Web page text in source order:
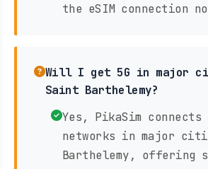
the eSIM connection
Will I get 5G in major
Saint Barthelemy?
Yes, PikaSim
networks in major
Barthelemy, offering